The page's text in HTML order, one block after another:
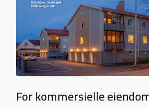
For kommersielle